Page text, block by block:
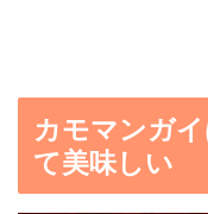
カモマンガ
て美味しい